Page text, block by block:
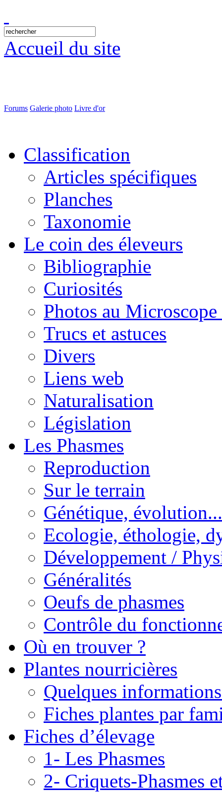
Accueil du site
Forums Galerie photo Livre d'or
Classification
Articles spécifiques
Planches
Taxonomie
Le coin des éleveurs
Bibliographie
Curiosités
Photos au
Trucs et astuces
Divers
Liens web
Naturalisation
Législation
Les Phasmes
Reproduction
Sur le terrain
Génétique, évolution...
Ecologie, éthologie,
Développement /
Généralités
Oeufs de phasmes
Contrôle du
Où en trouver ?
Plantes nourricières
Quelques
Fiches plantes par
Fiches d’élevage
1- Les Phasmes
2- Criquets-Phasmes